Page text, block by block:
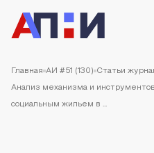
Главная АИ #51 (130) Статьи
Анализ механизма и
социальным жильем в ...